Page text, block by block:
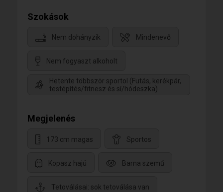
Szokások
Nem dohányzik Mindenevő
Nem fogyaszt alkoholt
Hetente többször sportol (Futás, kerékpár,
testépítés/fitnesz és sí/hódeszka)
Megjelenés
173 cm magas Sportos
Kopasz hajú Barna szemű
Tetoválásai: sok tetoválása van